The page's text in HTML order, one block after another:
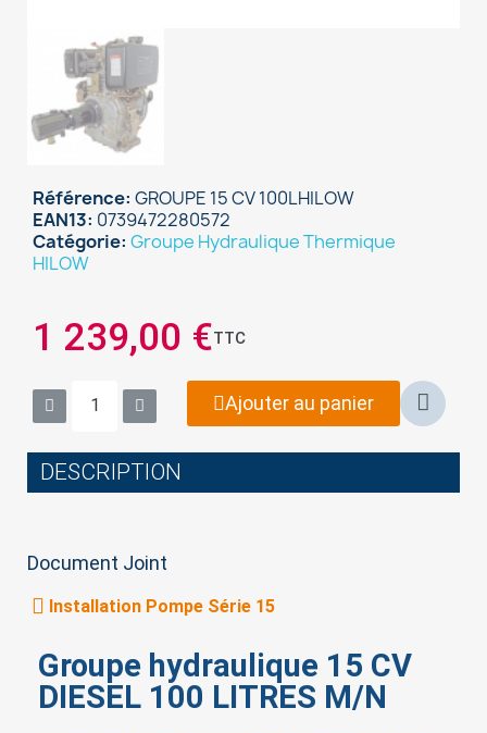
Référence GROUPE 15 CV 100LHILOW
EAN13 0739472280572
Catégorie Groupe Hydraulique Thermique
HILOW
1 239,00 €TTC
Ajouter au panier
DESCRIPTION
Document Joint
Installation Pompe Série 15
Groupe hydraulique 15 CV
DIESEL 100 LITRES M/N